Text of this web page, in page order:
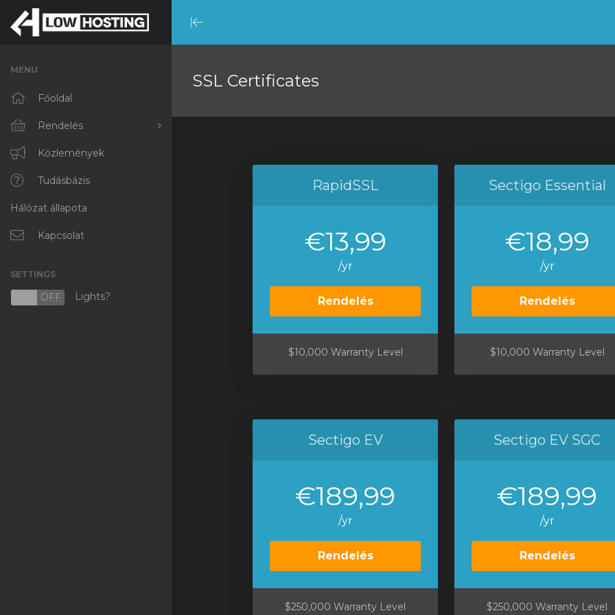
Minimize
Menu
MENU
Főoldal
Rendelés
Minden
RKVMPROTECTED
IKVMPROTECTED
XKVMPROTECTED
Protected Web Hosting
Közlemények
Tudásbázis
Hálózat állapota
Kapcsolat
SETTINGS
OFF Lights?
SSL Certificates
RapidSSL
€13,99
/yr
Rendelés
$10,000 Warranty Level
Sectigo Essential
€18,99
/yr
Rendelés
$10,000 Warranty Level
Sectigo EV
€189,99
/yr
Rendelés
$250,000 Warranty Level
Sectigo EV SGC
€189,99
/yr
Rendelés
$250,000 Warranty Level